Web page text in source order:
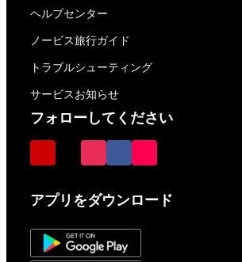
ヘルプセンター
ノービス旅行ガイド
トラブルシューティング
サービスお知らせ
フォローしてください
アプリをダウンロード